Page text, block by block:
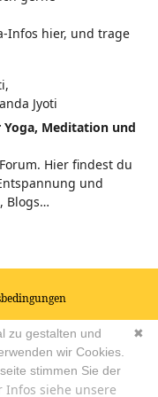
Infos hier, und trage
Jyoti
Meditation und
Hier findest du
und
Blogs…
Yoga Vidya Community -
Powered by
✖
zu gestalten und
wir Cookies.
stimmen Sie der
Infos siehe unsere